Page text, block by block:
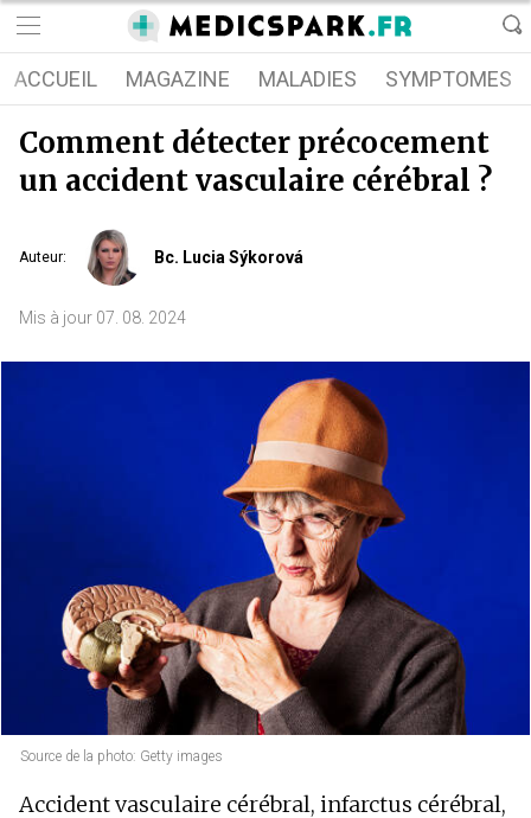
ACCUEIL MAGAZINE MALADIES SYMPTOMES
Comment détecter précocement
un accident vasculaire cérébral ?
Auteur: Bc. Lucia Sýkorová
Mis à jour 07. 08. 2024
Source de la photo: Getty images
Accident vasculaire cérébral, infarctus cérébral,